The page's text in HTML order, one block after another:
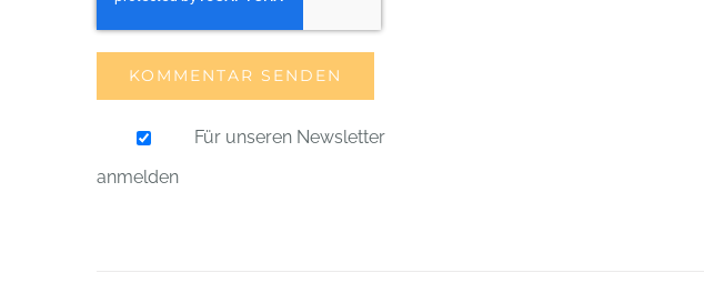
Für unseren Newsletter
anmelden